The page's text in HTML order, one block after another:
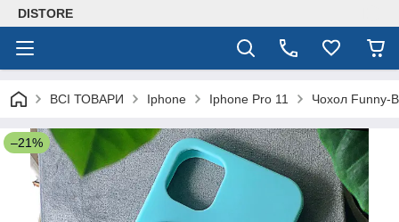
DISTORE
ВСІ ТОВАРИ Iphone Iphone Pro 11 Чохол Funny-
–21%